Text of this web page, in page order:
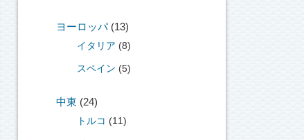
ヨーロッパ(13)
イタリア (8)
スペイン (5)
中東 (24)
トルコ (11)